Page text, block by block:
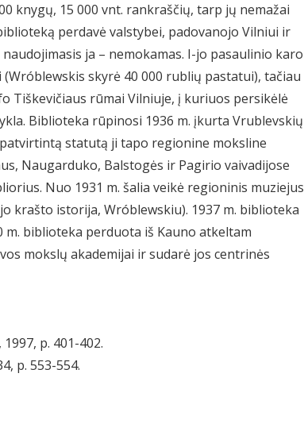
knygų, 15 000 vnt. rankraščių, tarp jų nemažai
perdavė valstybei, padovanojo Vilniui ir
ja – nemokamas. I-jo pasaulinio karo
skyrė 40 000 rublių pastatui), tačiau
Tiškevičiaus rūmai Vilniuje, į kuriuos persikėlė
Biblioteka rūpinosi 1936 m. įkurta Vrublevskių
statutą ji tapo regionine moksline
Naugarduko, Balstogės ir Pagirio vaivadijose
Nuo 1931 m. šalia veikė regioninis muziejus
krašto istorija, Wróblewskiu). 1937 m. biblioteka
m. biblioteka perduota iš Kauno atkeltam
mokslų akademijai ir sudarė jos centrinės
p. 401-402.
p. 553-554.